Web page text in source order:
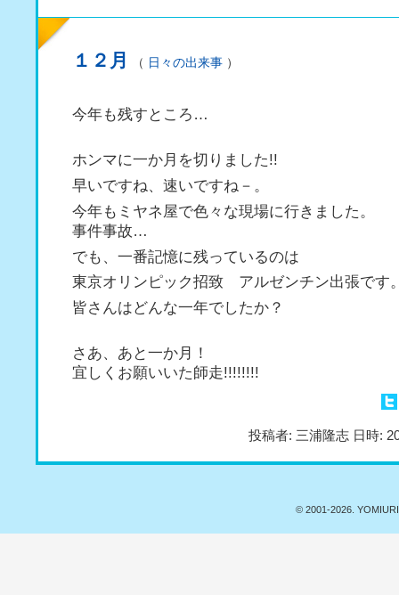
１２月 （ 日々の出来事 ）
今年も残すところ…
ホンマに一か月を切りました!!
早いですね、速いですね－。
今年もミヤネ屋で色々な現場に行きました。
事件事故…
でも、一番記憶に残っているのは
東京オリンピック招致 アルゼンチン出張です
皆さんはどんな一年でしたか？
さあ、あと一か月！
宜しくお願いいた師走!!!!!!!!
投稿者: 三浦隆志 日時:
© 2001-2026.